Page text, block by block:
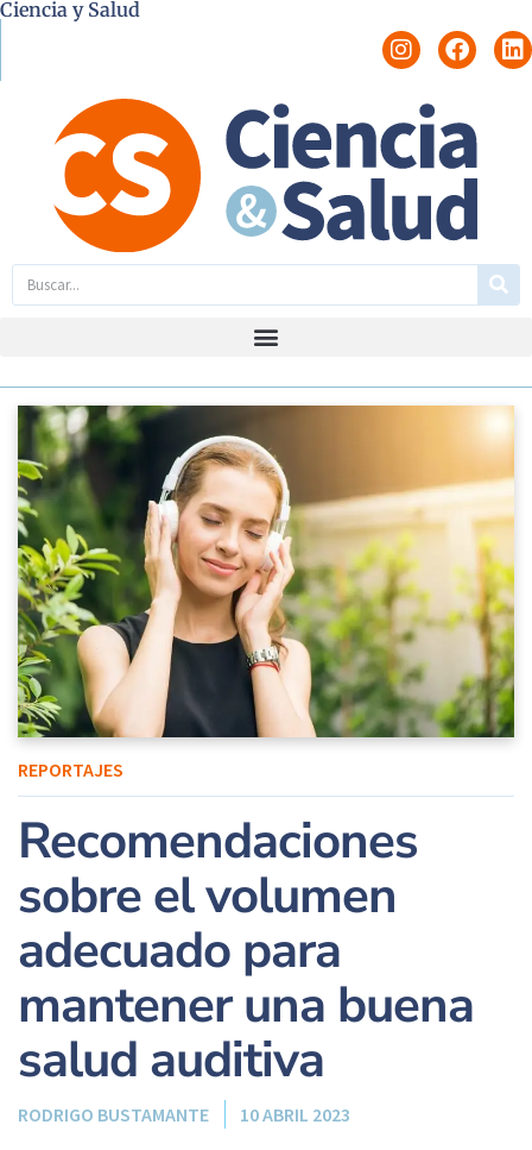
Ciencia y Salud
REPORTAJES
Recomendaciones
sobre el volumen
adecuado para
mantener una buena
salud auditiva
RODRIGO BUSTAMANTE 10 ABRIL 2023